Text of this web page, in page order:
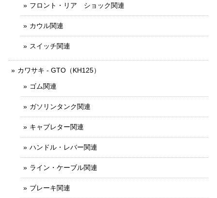
フロント・リア ショック関連
カウル関連
スイッチ関連
カワサキ - GTO（KH125）
ゴム関連
ガソリンタンク関連
キャブレター関連
ハンドル・レバー関連
ライン・ケーブル関連
ブレーキ関連